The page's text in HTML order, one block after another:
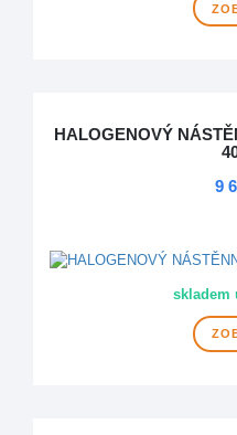
HALOGENOVÝ
9
skladem